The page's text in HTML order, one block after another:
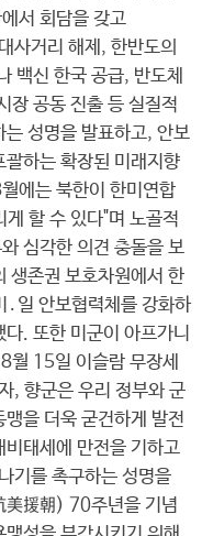
서 회담을 갖고
사거리 해제, 한반도의
백신 한국 공급, 반도체
장 공동 진출 등 실질적
성명을 발표하고, 안보
하는 확장된 미래지향
에는 북한이 한미연합
할 수 있다"며 노골적
심각한 의견 충돌을 보
생존권 보호차원에서 한
․일 안보협력체를 강화하
. 또한 미군이 아프가니
월 15일 이슬람 무장세
, 향군은 우리 정부와 군
을 더욱 굳건하게 발전
태세에 만전을 기하고
기를 촉구하는 성명을
美援朝) 70주년을 기념